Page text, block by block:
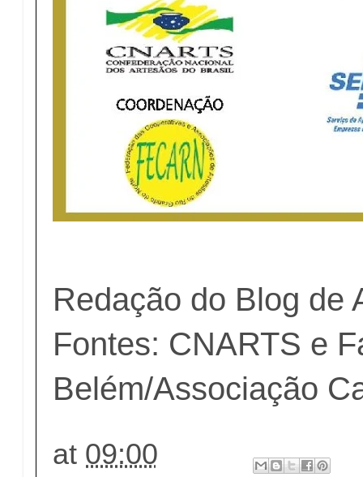
Redação do Blog de
Fontes: CNARTS e
Belém/Associação
at 09:00